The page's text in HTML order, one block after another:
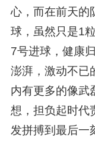
心，而在前天的
球，虽然只是1
7号进球，健康
澎湃，激动不已
内有更多的像武
想，担负起时代
发拼搏到最后一